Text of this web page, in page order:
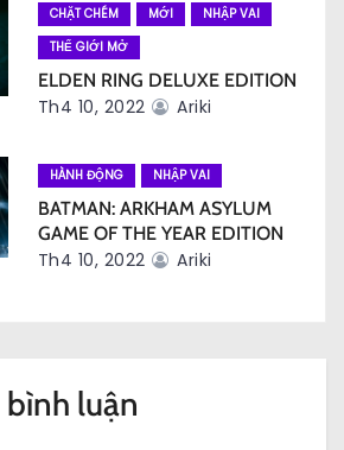
CHẶT CHÉM MỚI
NHẬP VAI
THẾ GIỚI MỞ
ELDEN RING DELUXE EDITION
Th4 10, 2022 Ariki
HÀNH ĐỘNG NHẬP VAI
BATMAN: ARKHAM ASYLUM
GAME OF THE YEAR EDITION
Th4 10, 2022 Ariki
luận